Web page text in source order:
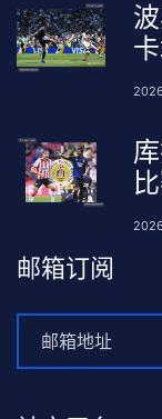
邮箱订阅